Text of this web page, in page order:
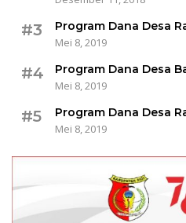
#3
Program Dana Desa
Mei 8, 2019
#4
Program Dana Desa
Mei 8, 2019
#5
Program Dana Desa
Mei 8, 2019